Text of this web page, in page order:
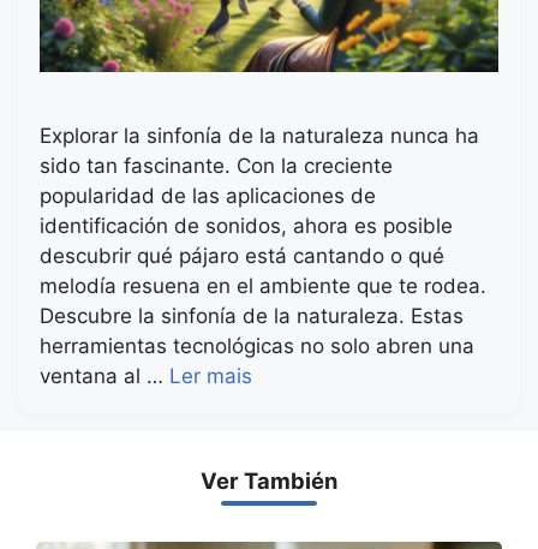
Explorar la sinfonía de la naturaleza nunca ha
sido tan fascinante. Con la creciente
popularidad de las aplicaciones de
identificación de sonidos, ahora es posible
descubrir qué pájaro está cantando o qué
melodía resuena en el ambiente que te rodea.
Descubre la sinfonía de la naturaleza. Estas
herramientas tecnológicas no solo abren una
ventana al … Ler mais
Ver También